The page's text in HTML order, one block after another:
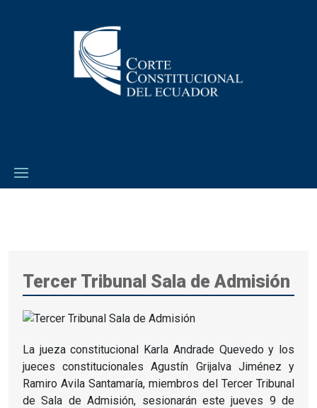
Tercer Tribunal Sala de Admisión
La jueza constitucional Karla Andrade Quevedo y los
jueces constitucionales Agustín Grijalva Jiménez y
Ramiro Avila Santamaría, miembros del Tercer Tribunal
de Sala de Admisión, sesionarán este jueves 9 de